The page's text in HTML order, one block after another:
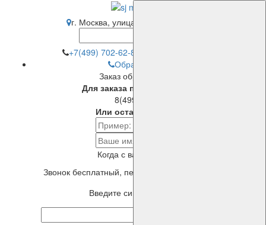
г. Москва, улица Привольная, 70
+7(499) 702-62-82
Обратный звонок
Заказ обратного звонка
Для заказа просто позвоните:
8(499)702-6282
Или оставьте телефон:
Когда с вами связаться?
Звонок бесплатный, перезвоним в течение 5 минут!
Введите символы с картинки